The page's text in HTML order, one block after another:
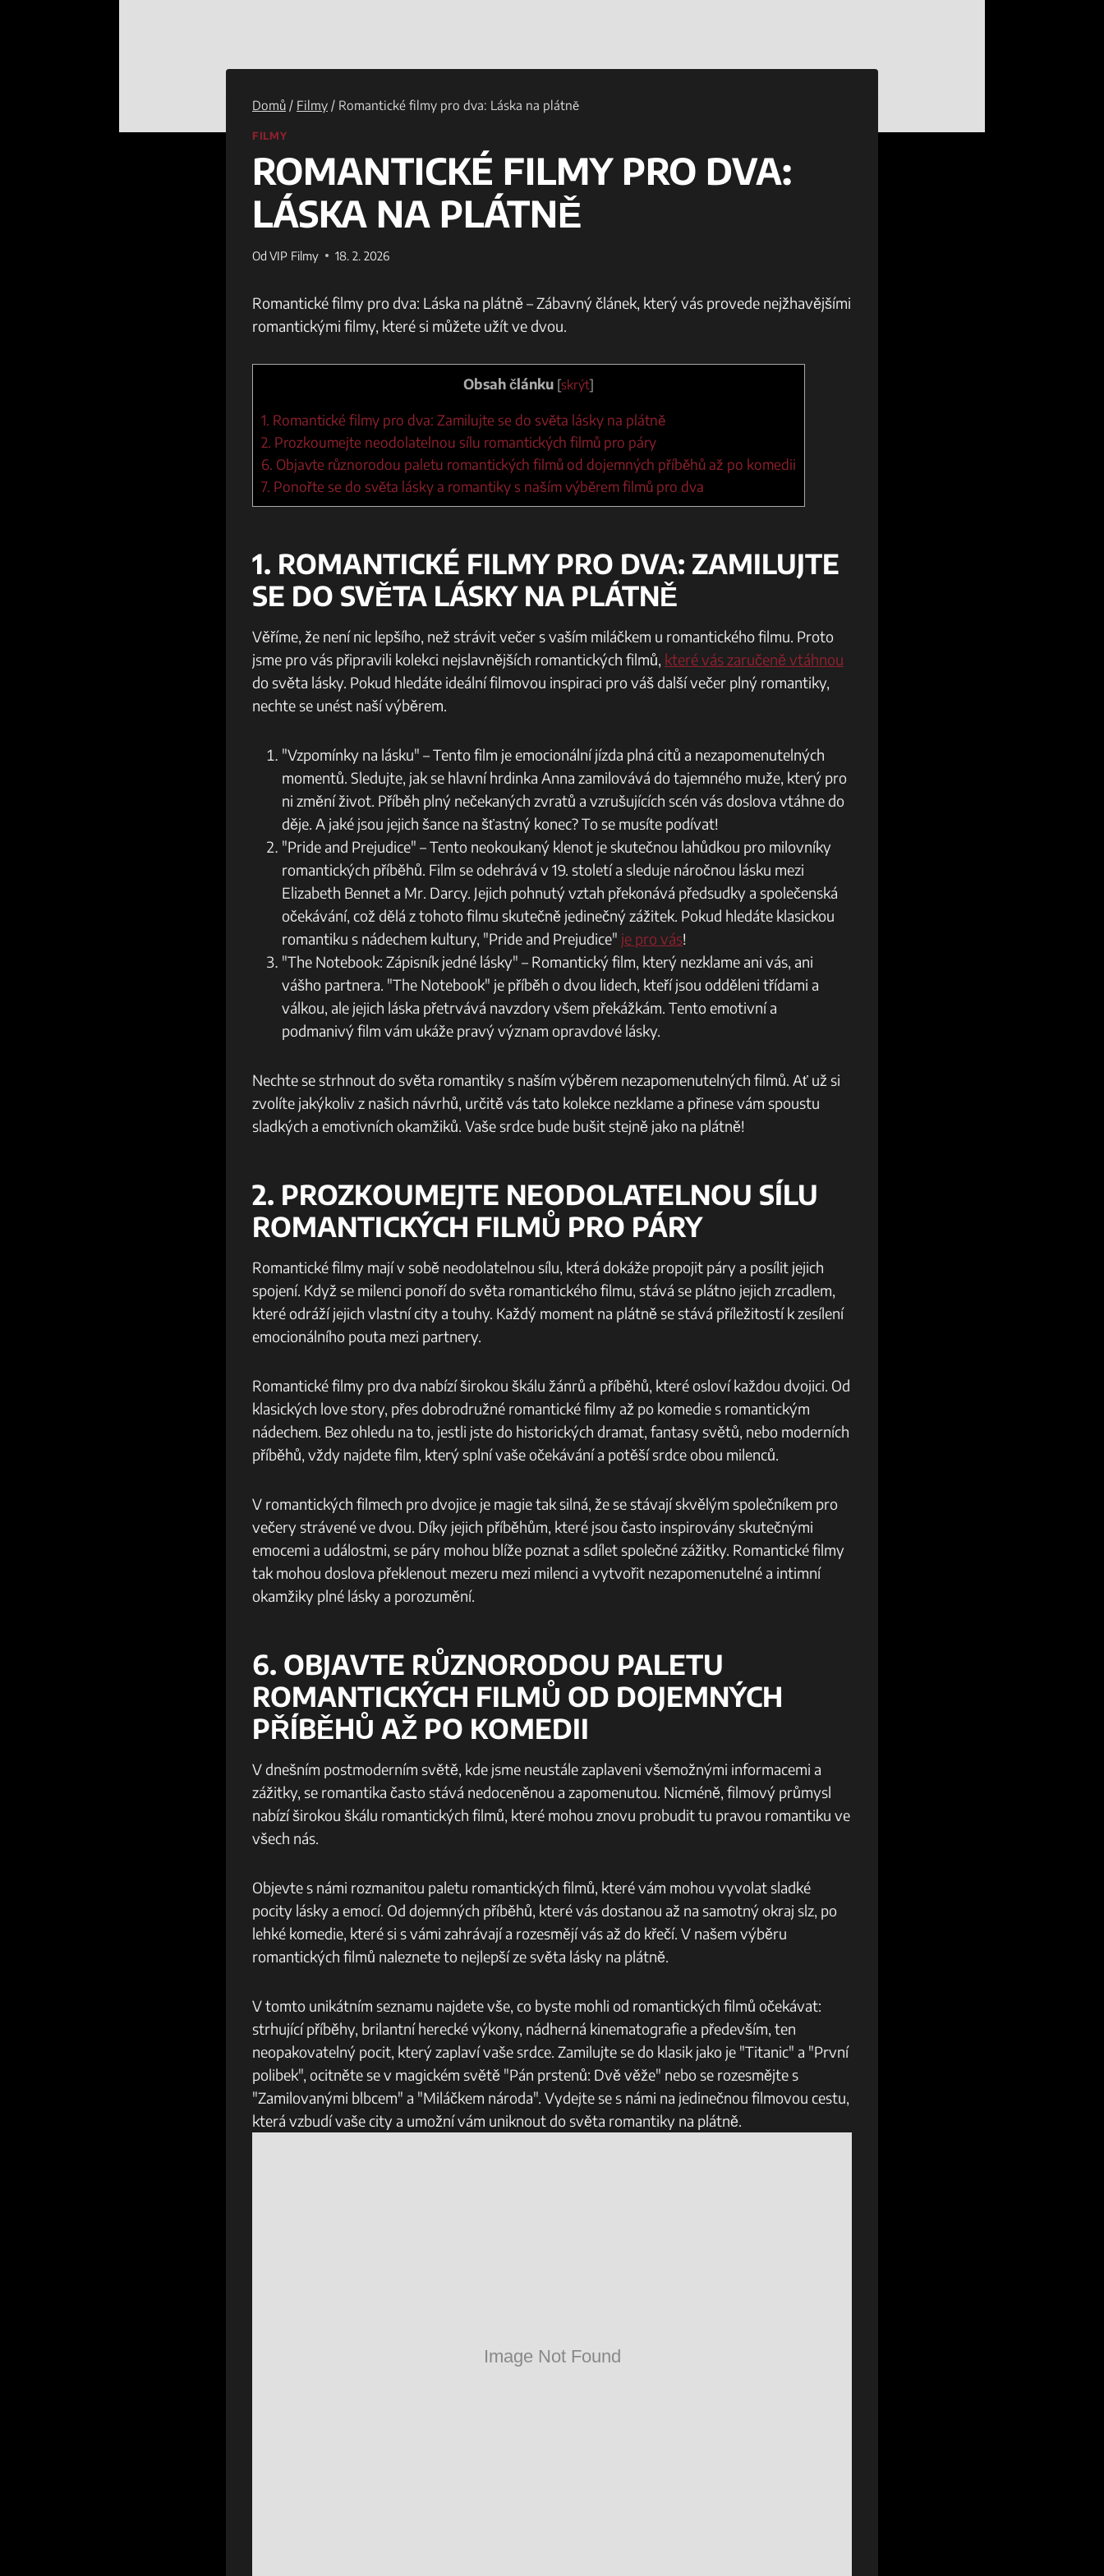
Domů / Filmy / Romantické filmy pro dva: Láska na plátně
FILMY
ROMANTICKÉ FILMY PRO DVA:
LÁSKA NA PLÁTNĚ
Od VIP Filmy 18. 2. 2026
Romantické filmy pro dva: Láska na plátně – Zábavný článek, který vás‌ provede nejžhavějšími
romantickými filmy, které‌ si můžete ‌užít ve dvou.
Obsah článku [skrýt]
1. ⁣Romantické filmy pro dva: ​Zamilujte ⁤se‌ do světa lásky na⁢ plátně
2. Prozkoumejte neodolatelnou sílu romantických filmů pro páry
6.‌ Objavte různorodou paletu romantických filmů od dojemných příběhů až po komedii
7. Ponořte se do světa lásky a romantiky s naším výběrem filmů pro dva
1. ⁣ROMANTICKÉ FILMY PRO DVA: ​ZAMILUJTE
⁤SE‌ DO SVĚTA LÁSKY NA⁢ PLÁTNĚ
Věříme, že není nic lepšího, než strávit večer s vaším miláčkem u ⁣romantického filmu. Proto
jsme pro vás připravili kolekci ‍nejslavnějších romantických filmů, které⁤ vás ‌zaručeně vtáhnou
do světa lásky. Pokud‌ hledáte ideální filmovou ⁤inspiraci pro váš další večer plný romantiky,
nechte se unést naší výběrem.
"Vzpomínky na‍ lásku" – Tento film ‌je emocionální jízda ⁤plná citů a nezapomenutelných
⁣momentů. Sledujte, jak se hlavní hrdinka Anna zamilovává do tajemného muže, který pro
ni změní život. Příběh plný nečekaných zvratů a vzrušujících scén vás doslova vtáhne do
děje. A jaké jsou⁣ jejich šance na šťastný konec? To se musíte podívat!
"Pride and Prejudice" – Tento neokoukaný klenot ⁣je skutečnou lahůdkou pro milovníky⁤
romantických ​příběhů. Film se⁤ odehrává‌ v 19. století a sleduje náročnou‍ lásku ‍mezi
‍Elizabeth Bennet a Mr. Darcy. Jejich pohnutý vztah překonává předsudky a společenská
očekávání, což⁤ dělá z tohoto filmu skutečně jedinečný zážitek. Pokud hledáte klasickou
romantiku s nádechem kultury, "Pride ‍and Prejudice" je pro‌ vás!
"The Notebook: Zápisník jedné lásky" – Romantický film, který ‌nezklame ani vás, ‍ani
vášho partnera. "The Notebook" je příběh o dvou lidech, kteří jsou odděleni třídami a
válkou, ale jejich láska přetrvává navzdory všem překážkám. Tento emotivní a
podmanivý film vám⁢ ukáže‌ pravý význam opravdové lásky.
Nechte ⁣se strhnout do světa romantiky s naším výběrem ⁣nezapomenutelných filmů. Ať už si
zvolíte jakýkoliv z našich návrhů, určitě vás tato kolekce nezklame a přinese vám spoustu
sladkých a emotivních okamžiků.⁢ Vaše srdce bude bušit ⁣stejně jako na plátně!
2. PROZKOUMEJTE NEODOLATELNOU SÍLU
ROMANTICKÝCH FILMŮ PRO PÁRY
Romantické​ filmy mají ⁣v sobě neodolatelnou sílu, která ⁣dokáže propojit páry a posílit jejich
spojení. Když ‍se milenci ponoří do světa romantického filmu, stává se ‌plátno jejich zrcadlem,
které odráží jejich vlastní city a touhy. Každý moment na plátně se stává příležitostí k zesílení⁤
emocionálního pouta mezi ‍partnery.
Romantické filmy pro dva nabízí širokou ⁤škálu žánrů a příběhů, které osloví každou dvojici. Od
klasických love story, přes dobrodružné romantické filmy ​až po komedie s romantickým
nádechem. Bez ohledu na ‍to, jestli jste do historických dramat, fantasy světů, nebo moderních
příběhů, vždy najdete film, který splní vaše očekávání a potěší srdce obou milenců.
V romantických filmech pro dvojice je magie tak silná, že ​se stávají skvělým společníkem pro
večery strávené ve dvou. Díky jejich příběhům, které jsou často inspirovány skutečnými
emocemi a událostmi, se páry mohou blíže‍ poznat a sdílet společné zážitky. Romantické⁤ filmy
tak mohou ⁢doslova překlenout ⁢mezeru mezi milenci a vytvořit ​nezapomenutelné⁤ a intimní
okamžiky plné lásky a porozumění.
6.‌ OBJAVTE RŮZNORODOU PALETU
ROMANTICKÝCH FILMŮ OD DOJEMNÝCH
PŘÍBĚHŮ AŽ PO KOMEDII
V dnešním postmoderním světě, kde jsme neustále zaplaveni všemožnými ​informacemi a
zážitky, se romantika často ‌stává nedoceněnou a zapomenutou. Nicméně, filmový průmysl
nabízí širokou škálu romantických filmů, ⁢které ⁣mohou znovu probudit tu pravou ⁤romantiku ve
všech nás.
Objevte s námi rozmanitou paletu‌ romantických filmů, které‍ vám mohou vyvolat sladké
‍pocity lásky a ‌emocí. Od dojemných příběhů,⁣ které vás dostanou až na‍ samotný okraj slz, po
lehké komedie, které si s vámi zahrávají a rozesmějí vás až do křečí.⁢ V našem výběru
romantických filmů naleznete to nejlepší ze světa lásky na plátně.
V tomto unikátním seznamu najdete vše, co byste mohli od romantických filmů ⁣očekávat:
‌strhující příběhy, brilantní herecké výkony, nádherná kinematografie a především, ten
neopakovatelný pocit, ‍který zaplaví vaše srdce. Zamilujte se do klasik jako je "Titanic" a "První
polibek", ocitněte se v magickém světě "Pán prstenů: Dvě věže" nebo se rozesmějte s
"Zamilovanými blbcem" a "Miláčkem národa". Vydejte se s ⁤námi na jedinečnou filmovou cestu,
která ‍vzbudí vaše city a umožní ​vám uniknout do světa ​romantiky na plátně.